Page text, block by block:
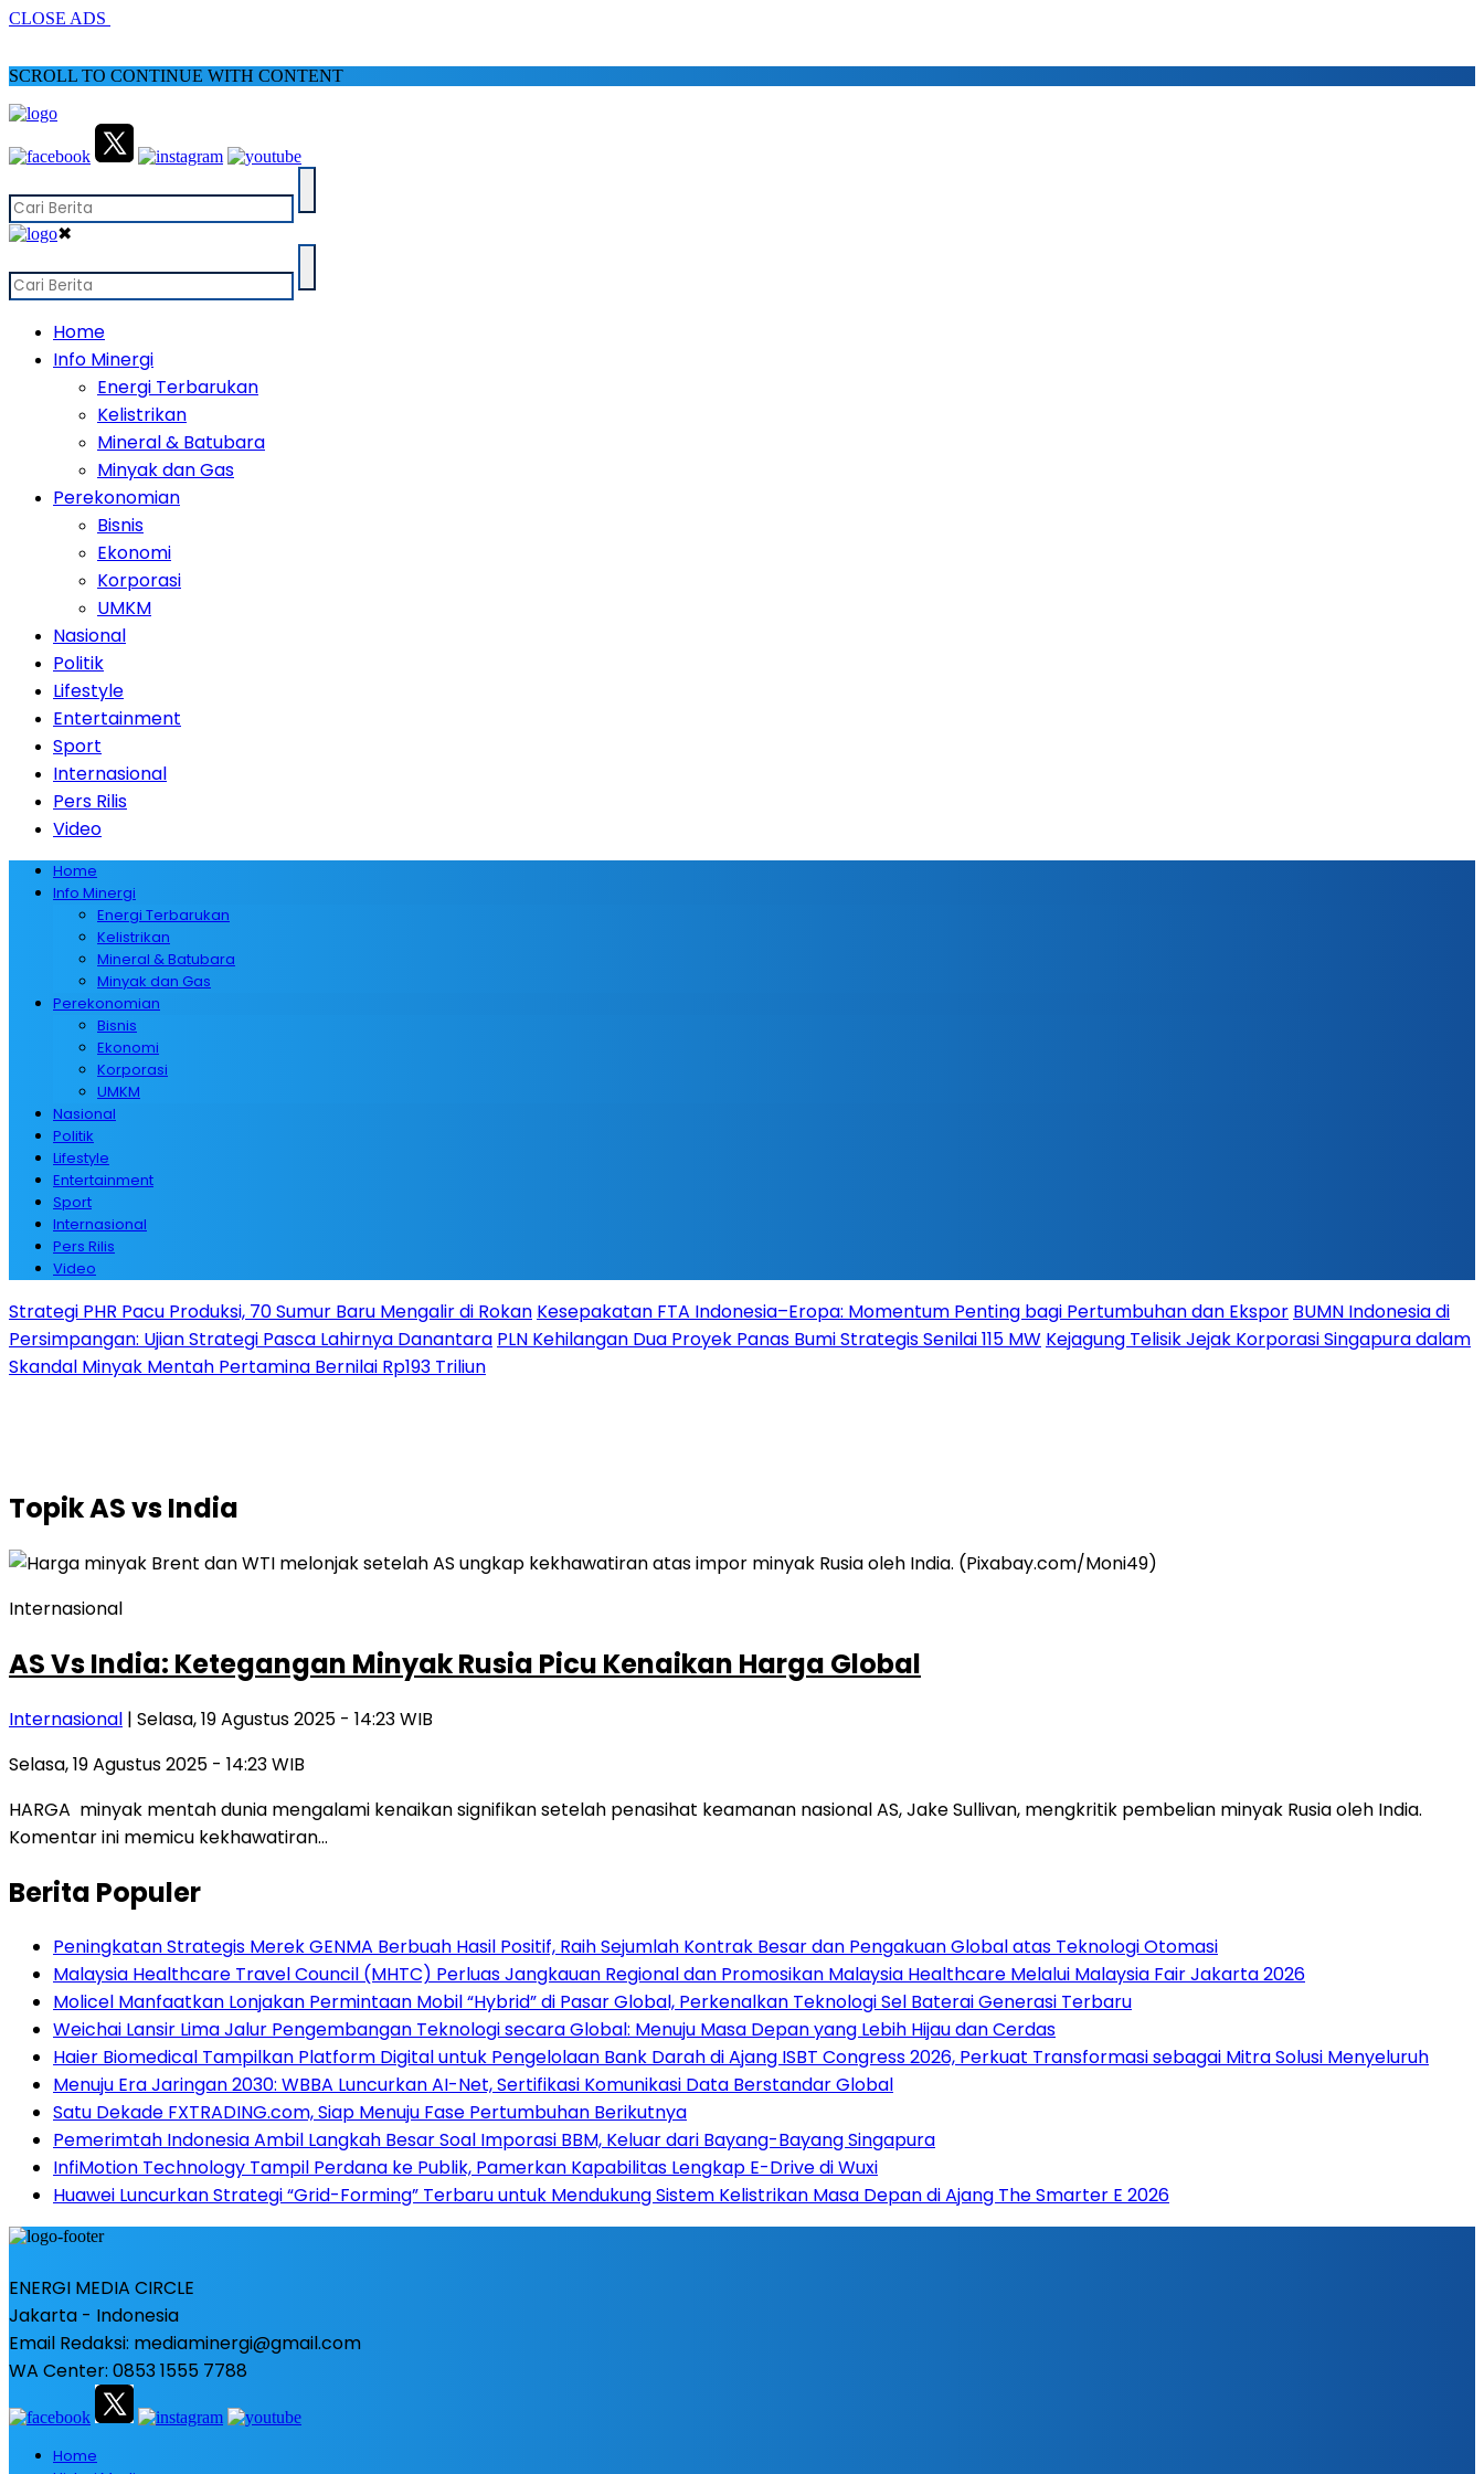
CLOSE ADS
SCROLL TO CONTINUE WITH CONTENT
✖
Home
Info Minergi
Energi Terbarukan
Kelistrikan
Mineral & Batubara
Minyak dan Gas
Perekonomian
Bisnis
Ekonomi
Korporasi
UMKM
Nasional
Politik
Lifestyle
Entertainment
Sport
Internasional
Pers Rilis
Video
Home
Info Minergi
Energi Terbarukan
Kelistrikan
Mineral & Batubara
Minyak dan Gas
Perekonomian
Bisnis
Ekonomi
Korporasi
UMKM
Nasional
Politik
Lifestyle
Entertainment
Sport
Internasional
Pers Rilis
Video
Strategi PHR Pacu Produksi, 70 Sumur Baru Mengalir di Rokan Kesepakatan FTA Indonesia–Eropa: Momentum Penting bagi Pertumbuhan dan Ekspor BUMN Indonesia di
Persimpangan: Ujian Strategi Pasca Lahirnya Danantara PLN Kehilangan Dua Proyek Panas Bumi Strategis Senilai 115 MW Kejagung Telisik Jejak Korporasi Singapura dalam
Skandal Minyak Mentah Pertamina Bernilai Rp193 Triliun
TopikAS vs India
Internasional
AS Vs India: Ketegangan Minyak Rusia Picu Kenaikan Harga Global
Internasional | Selasa, 19 Agustus 2025 - 14:23 WIB
Selasa, 19 Agustus 2025 - 14:23 WIB
HARGA minyak mentah dunia mengalami kenaikan signifikan setelah penasihat keamanan nasional AS, Jake Sullivan, mengkritik pembelian minyak Rusia oleh India.
Komentar ini memicu kekhawatiran…
Berita Populer
Peningkatan Strategis Merek GENMA Berbuah Hasil Positif, Raih Sejumlah Kontrak Besar dan Pengakuan Global atas Teknologi Otomasi
Malaysia Healthcare Travel Council (MHTC) Perluas Jangkauan Regional dan Promosikan Malaysia Healthcare Melalui Malaysia Fair Jakarta 2026
Molicel Manfaatkan Lonjakan Permintaan Mobil “Hybrid” di Pasar Global, Perkenalkan Teknologi Sel Baterai Generasi Terbaru
Weichai Lansir Lima Jalur Pengembangan Teknologi secara Global: Menuju Masa Depan yang Lebih Hijau dan Cerdas
Haier Biomedical Tampilkan Platform Digital untuk Pengelolaan Bank Darah di Ajang ISBT Congress 2026, Perkuat Transformasi sebagai Mitra Solusi Menyeluruh
Menuju Era Jaringan 2030: WBBA Luncurkan AI-Net, Sertifikasi Komunikasi Data Berstandar Global
Satu Dekade FXTRADING.com, Siap Menuju Fase Pertumbuhan Berikutnya
Pemerimtah Indonesia Ambil Langkah Besar Soal Imporasi BBM, Keluar dari Bayang-Bayang Singapura
InfiMotion Technology Tampil Perdana ke Publik, Pamerkan Kapabilitas Lengkap E-Drive di Wuxi
Huawei Luncurkan Strategi “Grid-Forming” Terbaru untuk Mendukung Sistem Kelistrikan Masa Depan di Ajang The Smarter E 2026
ENERGI MEDIA CIRCLE
Jakarta - Indonesia
Email Redaksi: mediaminergi@gmail.com
WA Center: 0853 1555 7788
Home